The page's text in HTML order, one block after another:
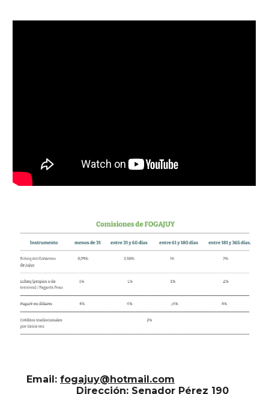
Email: fogajuy@hotmail.com
Dirección: Senador Pérez 190